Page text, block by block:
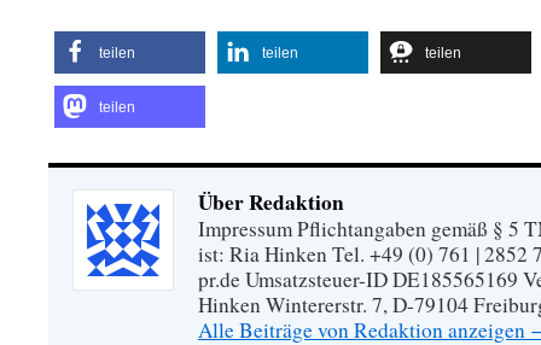
teilen teilen teilen
teilen
Über Redaktion
Impressum Pflichtangaben gemäß § 5
ist: Ria Hinken Tel. +49 (0) 761 | 2852
pr.de Umsatzsteuer-ID DE185565169
Hinken Wintererstr. 7, D-79104
Alle Beiträge von Redaktion anzeigen